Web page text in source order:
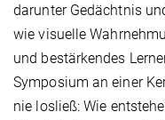
darunter Gedächtnis
wie visuelle
und bestärkendes
Symposium an einer
nie losließ: Wie